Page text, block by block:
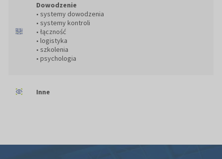
Dowodzenie
• systemy dowodzenia
• systemy kontroli
• łączność
• logistyka
• szkolenia
• psychologia
Inne